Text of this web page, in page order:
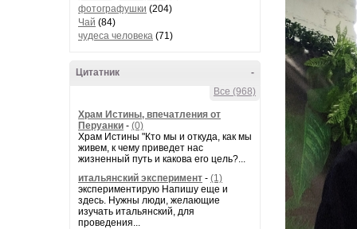
фотографушки (204)
Чай (84)
чудеса человека (71)
-
Цитатник
Все (968)
Храм Истины, впечатления от
Перуанки - (0)
Храм Истины "Кто мы и откуда, как мы
живем, к чему приведет нас
жизненный путь и какова его цель?...
итальянский эксперимент - (1)
экспериментирую Напишу еще и
здесь. Нужны люди, желающие
изучать итальянский, для
проведения...